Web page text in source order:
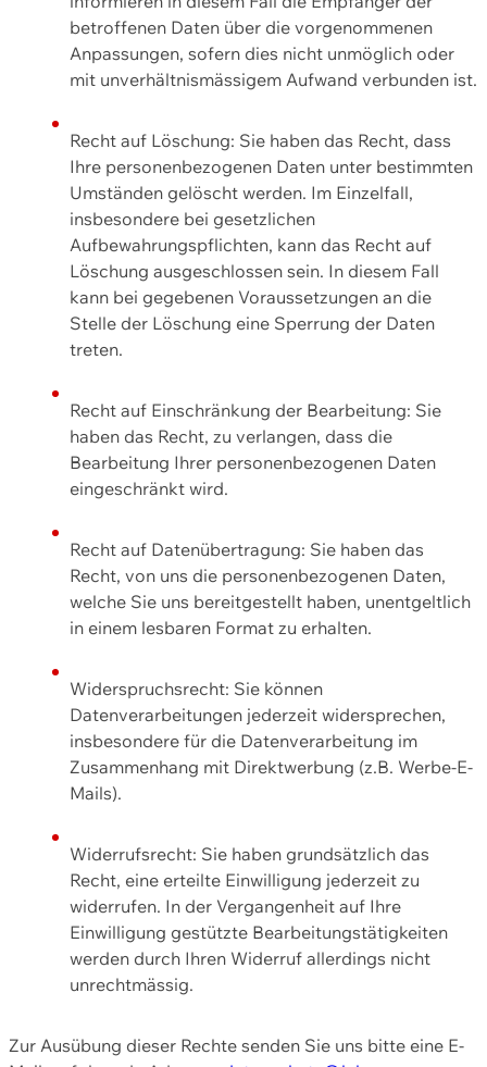
betroffenen Daten über die vorgenommenen
Anpassungen, sofern dies nicht unmöglich oder
mit unverhältnismässigem Aufwand verbunden ist.
Recht auf Löschung: Sie haben das Recht, dass
Ihre personenbezogenen Daten unter bestimmten
Umständen gelöscht werden. Im Einzelfall,
insbesondere bei gesetzlichen
Aufbewahrungspflichten, kann das Recht auf
Löschung ausgeschlossen sein. In diesem Fall
kann bei gegebenen Voraussetzungen an die
Stelle der Löschung eine Sperrung der Daten
treten.
Recht auf Einschränkung der Bearbeitung: Sie
haben das Recht, zu verlangen, dass die
Bearbeitung Ihrer personenbezogenen Daten
eingeschränkt wird.
Recht auf Datenübertragung: Sie haben das
Recht, von uns die personenbezogenen Daten,
welche Sie uns bereitgestellt haben, unentgeltlich
in einem lesbaren Format zu erhalten.
Widerspruchsrecht: Sie können
Datenverarbeitungen jederzeit widersprechen,
insbesondere für die Datenverarbeitung im
Zusammenhang mit Direktwerbung (z.B. Werbe-E-
Mails).
Widerrufsrecht: Sie haben grundsätzlich das
Recht, eine erteilte Einwilligung jederzeit zu
widerrufen. In der Vergangenheit auf Ihre
Einwilligung gestützte Bearbeitungstätigkeiten
werden durch Ihren Widerruf allerdings nicht
unrechtmässig.
Zur Ausübung dieser Rechte senden Sie uns bitte eine E-